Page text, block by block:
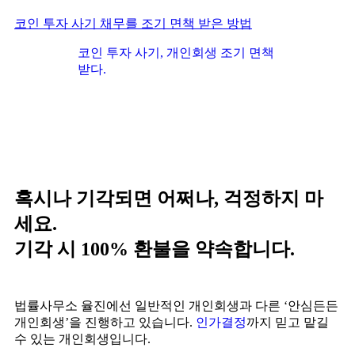
코인 투자 사기 채무를 조기 면책 받은 방법
코인 투자 사기, 개인회생 조기 면책
받다.
혹시나 기각되면 어쩌나, 걱정하지 마
세요.
기각 시 100% 환불을 약속합니다.
법률사무소 율진에선 일반적인 개인회생과 다른 ‘안심든든
개인회생’을 진행하고 있습니다. 인가결정까지 믿고 맡길
수 있는 개인회생입니다.